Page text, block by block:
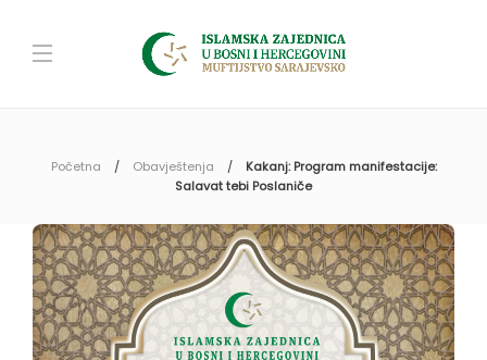
Početna Obavještenja
Kakanj: Program manifestacije:
Salavat tebi Poslaniče